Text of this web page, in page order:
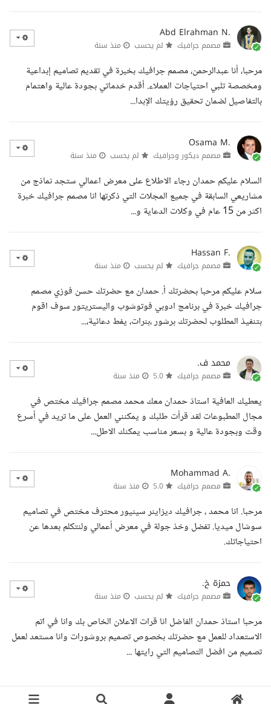
Abd Elrahman N.
مصمم جرافيك لم يحسب منذ سنة
مرحبا، أنا عبدالرحمن، مصمم جرافيك بخبرة في تقديم تصاميم إبداعية
ومخصصة تلبي احتياجات العملاء. أقدم خدماتي بجودة عالية واهتمام
بالتفاصيل لضمان تحقيق رؤيتك الإبدا...
Osama M.
مصمم ديكور وجرافيك لم يحسب منذ سنة
السلام عليكم حمدان رجاء الاطلاع على معرض اعمالي ستجد نماذج من
مشاريعي السابقة في جميع المجلات التي ذكرتها انا مصمم جرافيك خبرة
اكثر من 15 عام في وكلات الدعاية و...
Hassan F.
مصمم جرافيك لم يحسب منذ سنة
سلام عليكم مرحبا بحضرتك أ. حمدان مع حضرتك حسن فوزي مصمم
جرافيك خبرة في برنامج ادوبي فوتوشوب واليستريتور سوف اقوم
بتنفيذ المطلوب لحضرتك برشور ،بنرات، يفط دعائية،...
محمد ف.
مصمم جرافيك منذ سنة
يعطيك العافية استاذ حمدان معك محمد مصمم جرافيك مختص في
مجال المطبوعات لقد قرأت طلبك و يمكنني العمل على ما تريد في أسرع
وقت وبجودة عالية و بسعر مناسب يمكنك الاطل...
Mohammad A.
مصمم جرافيك منذ سنة
مرحبا. انا محمد ، جرافيك ديزاينر سينيور محترف مختص في تصاميم
سوشال ميديا. تفضل وخذ جولة في معرض أعمالي ولنتكلم بعدها عن
احتياجاتك.
حمزة خ.
مصمم جرافيك لم يحسب منذ سنة
مرحبا استاذ حمدان الفاضل انا قرات الاعلان الخاص بك وانا في اتم
الاستعداد للعمل مع حضرتك بخصوص تصميم بروشورات وانا مستعد لعمل
تصميم من افضل التصاميم التي رايتها ...